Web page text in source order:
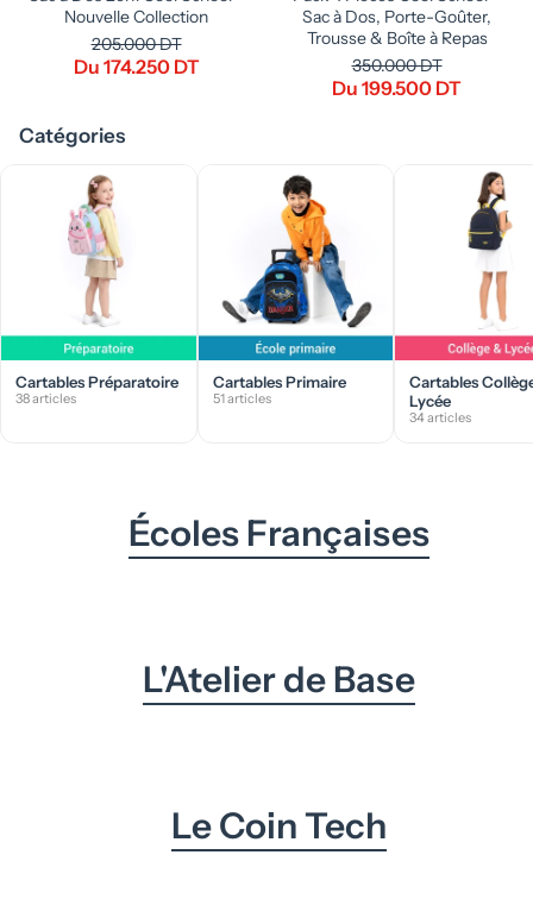
Nouvelle Collection
205.000 DT
Du 174.250 DT
Sac à Dos, Porte-Goûter,
Trousse & Boîte à Repas
350.000 DT
Du 199.500 DT
Catégories
Cartables Préparatoire
38 articles
Cartables Primaire
51 articles
Cartables
Lycée
34 articles
Écoles Françaises
L'Atelier de Base
Le Coin Tech